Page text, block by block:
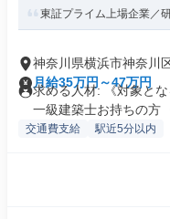
東証プライム上場企業／
神奈川県横浜市神奈川
月給35万円～47万円
求める人材: 《対象と
一級建築士お持ちの方
交通費支給 駅近5分以内